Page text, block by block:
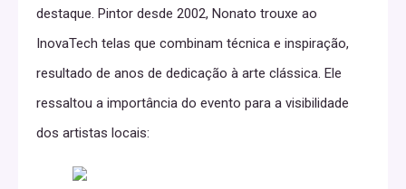
destaque. Pintor desde 2002, Nonato trouxe ao
InovaTech telas que combinam técnica e inspiração,
resultado de anos de dedicação à arte clássica. Ele
ressaltou a importância do evento para a visibilidade
dos artistas locais: